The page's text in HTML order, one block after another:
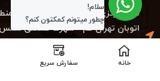
اتوبان تهران قم - شهرک صنعتی شمس
فاز توسعه - شرکت دکووود (کدپستی : ۱۸۳۴۱۷۹۵۴۹)
خانه سفارش سریع
سلام!
چطور میتونم کمکتون کنم؟